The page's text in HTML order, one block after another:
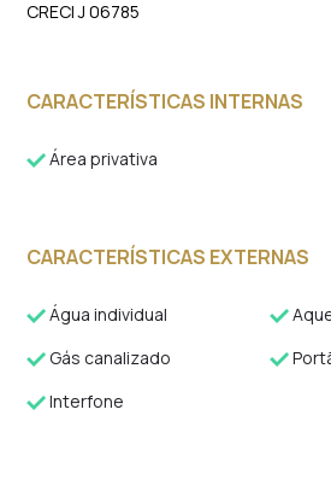
CRECI J 06785
CARACTERÍSTICAS INTERNAS
Área privativa
CARACTERÍSTICAS EXTERNAS
Água individual
Gás canalizado
Interfone